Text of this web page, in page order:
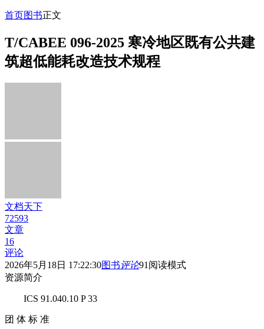
首页图书正文
T/CABEE 096-2025 寒冷地区既有公共建
筑超低能耗改造技术规程
文档天下
72593
文章
16
评论
2026年5月18日 17:22:30图书评论91 阅读模式
资源简介
ICS 91.040.10 P 33
团 体 标 准